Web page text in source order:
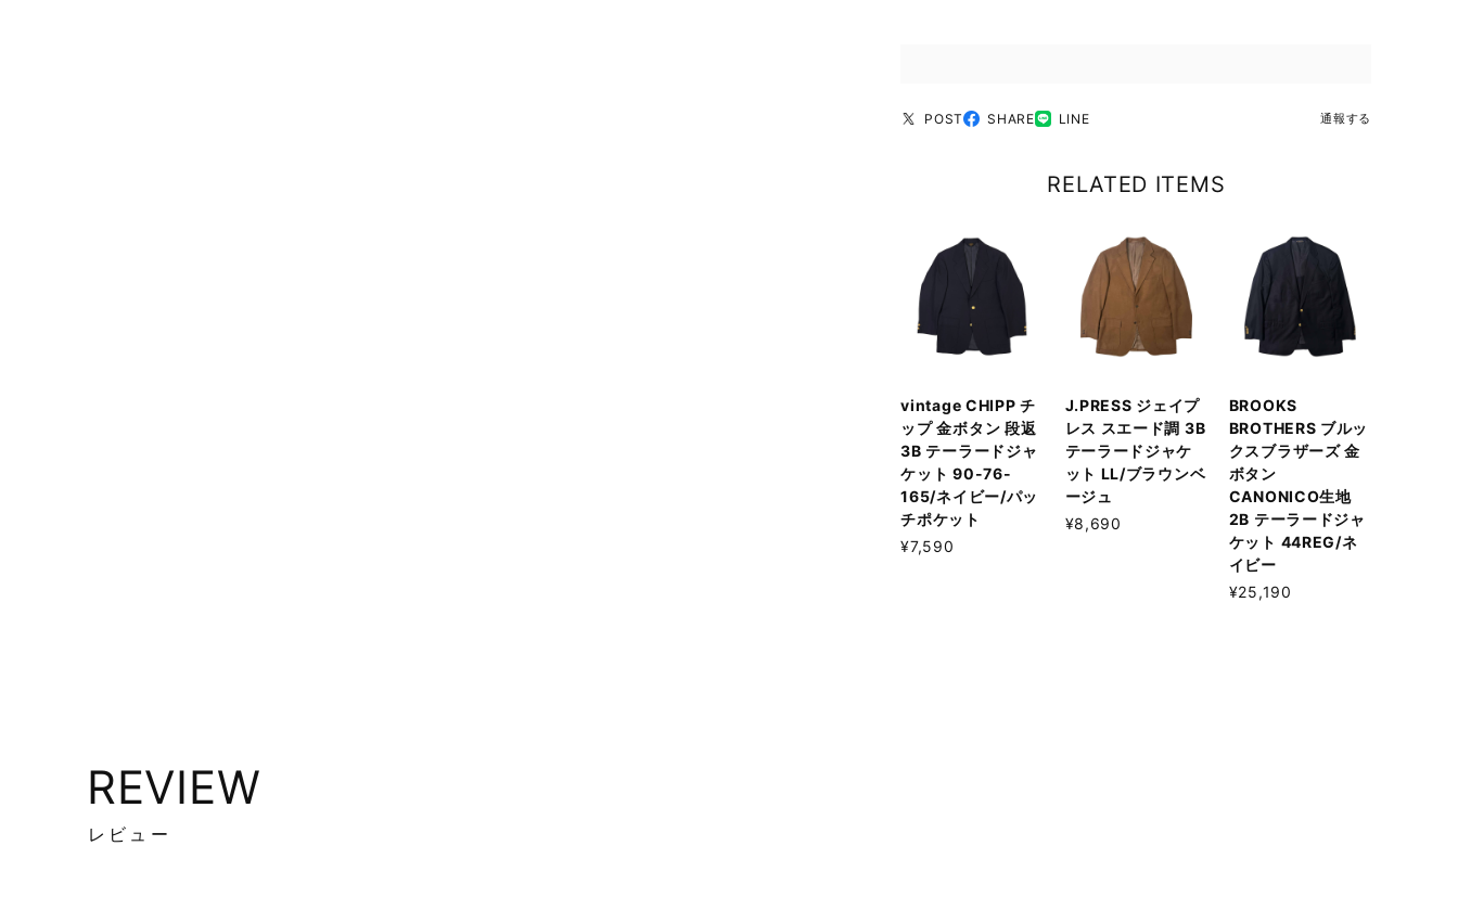
POST SHARE LINE 通報する
RELATED ITEMS
vintage CHIPP チ
ップ 金ボタン 段返
3B テーラードジャ
ケット 90-76-
165/ネイビー/パッ
チポケット
¥7,590
J.PRESS ジェイプ
レス スエード調 3B
テーラードジャケ
ット LL/ブラウンベ
ージュ
¥8,690
BROOKS
BROTHERS ブルッ
クスブラザーズ 金
ボタン
CANONICO生地
2B テーラードジャ
ケット 44REG/ネ
イビー
¥25,190
REVIEW
レビュー